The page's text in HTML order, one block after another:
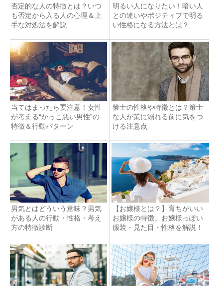
否定的な人の特徴とは？いつ
も否定から入る人の心理＆上
手な対処法を解説
明るい人になりたい！暗い人
との違いやポジティブで明る
い性格になる方法とは？
当てはまったら要注意！女性
が考える“かっこ悪い男性”の
特徴＆行動パターン
策士の性格や特徴とは？策士
な人が策に溺れる前に気をつ
ける注意点
男気とはどういう意味？男気
がある人の行動・性格・考え
方の特徴診断
【お嬢様とは？】育ちがいい
お嬢様の特徴。お嬢様っぽい
服装・見た目・性格を解説！